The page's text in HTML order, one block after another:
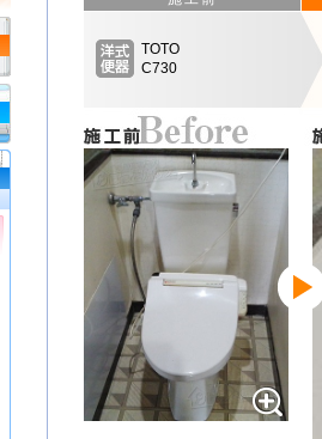
TOTO
C730